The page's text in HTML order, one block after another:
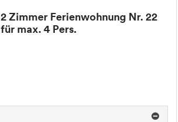
2 Zimmer Ferienwohnung Nr. 22
für max. 4 Pers.